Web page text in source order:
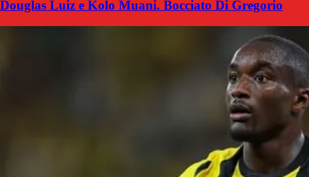
Douglas Luiz e Kolo Muani. Bocciato Di Gregorio